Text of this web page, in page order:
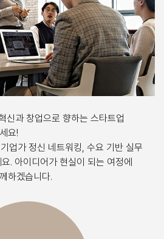
신과 창업으로 향하는 스타트업
요!
업가 정신 네트워킹, 수요 기반 실무
. 아이디어가 현실이 되는 여정에
하겠습니다.